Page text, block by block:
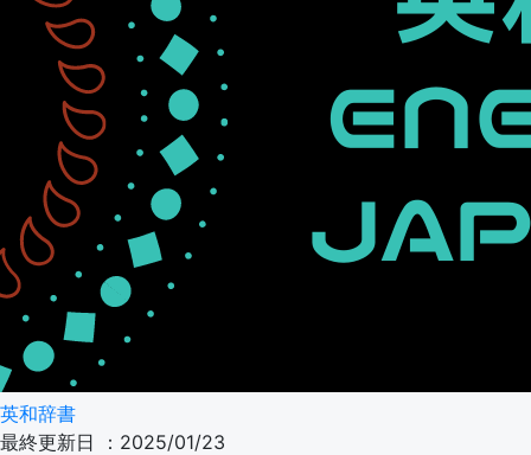
英和辞書
最終更新日 ：2025/01/23